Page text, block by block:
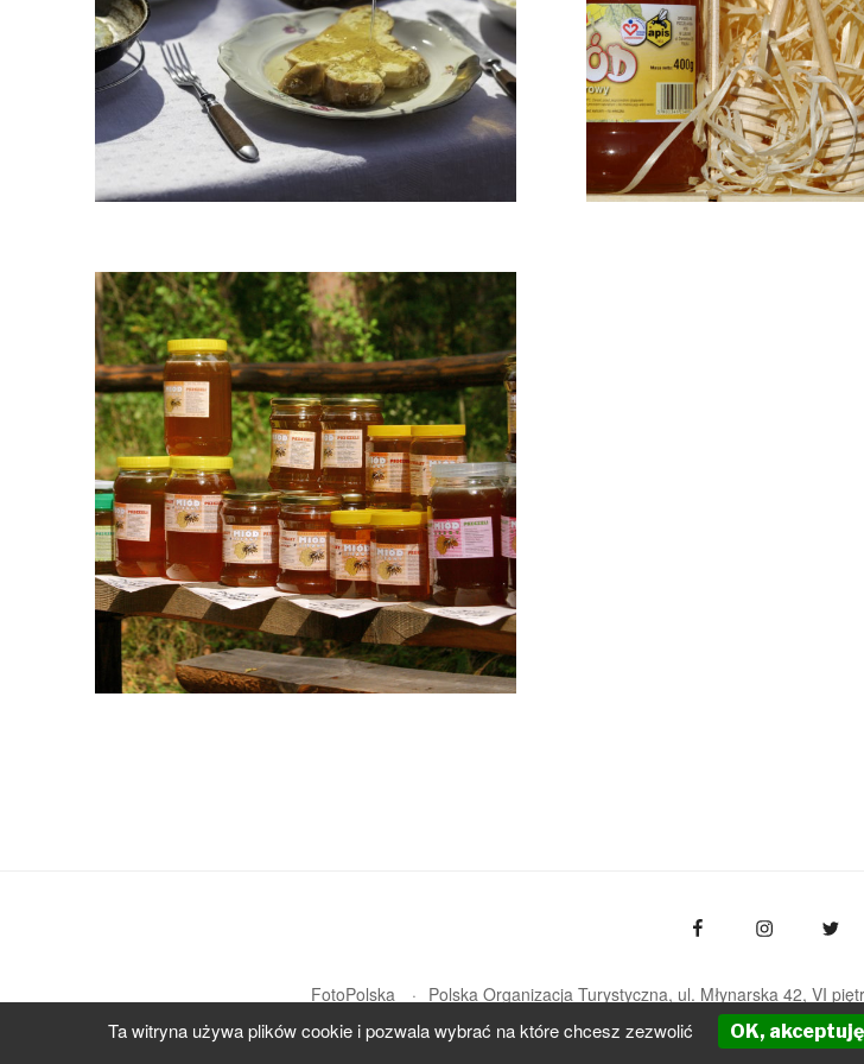
FotoPolska Polska Organizacja Turystyczna, ul. Młynarska 42, VI
pot@pot.gov.pl | www.pot.gov.pl |
Ta witryna używa plików cookie i pozwala wybrać na które chcesz zezwolić OK,